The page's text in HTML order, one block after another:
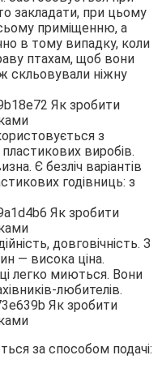
закладати, при цьому
приміщенню, а
в тому випадку, коли
птахам, щоб вони
скльовували ніжну
з
виробів.
Є безліч варіантів
годівниць: з
довговічність. З
— висока ціна.
легко миються. Вони
любителів.
за способом подачі: